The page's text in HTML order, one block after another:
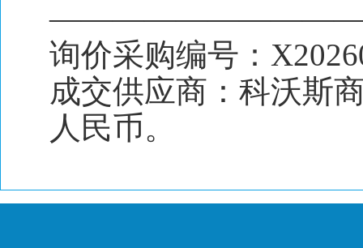
询价采购编号：
成交供应商：科沃斯
人民币。